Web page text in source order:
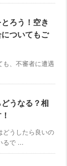
ろう！空き
ついてもご
も、不審者に遭遇
うなる？相
どうしたら良いの
るで ...